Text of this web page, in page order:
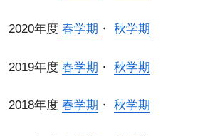
2020年度 春学期 ・ 秋学期
2019年度 春学期 ・ 秋学期
2018年度 春学期 ・ 秋学期